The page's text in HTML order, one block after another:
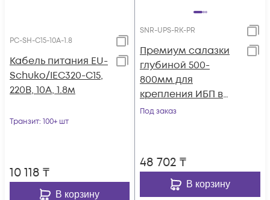
PC-SH-C15-10A-1.8
Кабель питания EU-
Schuko/IEC320-C15,
220B, 10А, 1.8м
Транзит: 100+ шт
10 118 ₸
В корзину
SNR-UPS-RK-PR
Премиум салазки
глубиной 500-
800мм для
крепления ИБП в
стойку
Под заказ
48 702 ₸
В корзину